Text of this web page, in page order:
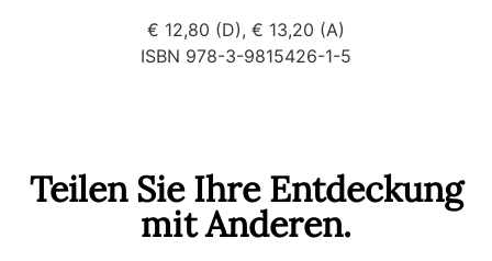
€ 12,80 (D), € 13,20 (A)
ISBN 978-3-9815426-1-5
Teilen Sie Ihre Entdeckung
mit Anderen.